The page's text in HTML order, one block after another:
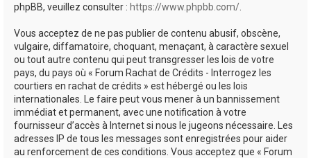
phpBB, veuillez consulter : https://www.phpbb.com/
Vous acceptez de ne pas publier de contenu abusif, obscène,
vulgaire, diffamatoire, choquant, menaçant, à caractère sexuel
ou tout autre contenu qui peut transgresser les lois de votre
pays, du pays où « Forum Rachat de Crédits - Interrogez les
courtiers en rachat de crédits » est hébergé ou les lois
internationales. Le faire peut vous mener à un bannissement
immédiat et permanent, avec une notification à votre
fournisseur d’accès à Internet si nous le jugeons nécessaire. Les
adresses IP de tous les messages sont enregistrées pour aider
au renforcement de ces conditions. Vous acceptez que « Forum